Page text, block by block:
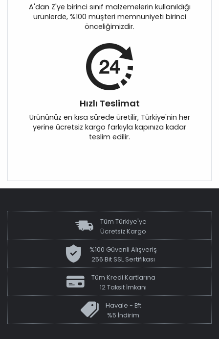
A'dan Z'ye birinci sınıf malzemelerin kullanıldığı
ürünlerde, %100 müşteri memnuniyeti birinci
önceliğimizdir.
Hızlı Teslimat
Ürününüz en kısa sürede üretilir, Türkiye'nin her
yerine ücretsiz kargo farkıyla kapınıza kadar
teslim edilir.
Tüm Türkiye'ye
Ücretsiz Kargo
%100 Güvenli Alışveriş
256 Bit SSL Sertifikası
Tüm Kredi Kartlarına
12 Taksit İmkanı
Havale - Eft
%5 İndirim